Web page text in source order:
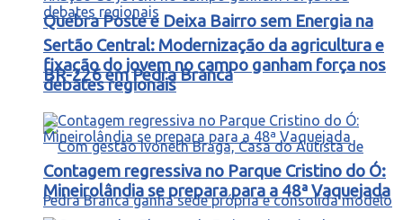
Quebra Poste e Deixa Bairro sem Energia na
BR-226 em Pedra Branca
Sertão Central: Modernização da agricultura e
fixação do jovem no campo ganham força nos
debates regionais
Contagem regressiva no Parque Cristino do Ó:
Mineirolândia se prepara para a 48ª Vaquejada